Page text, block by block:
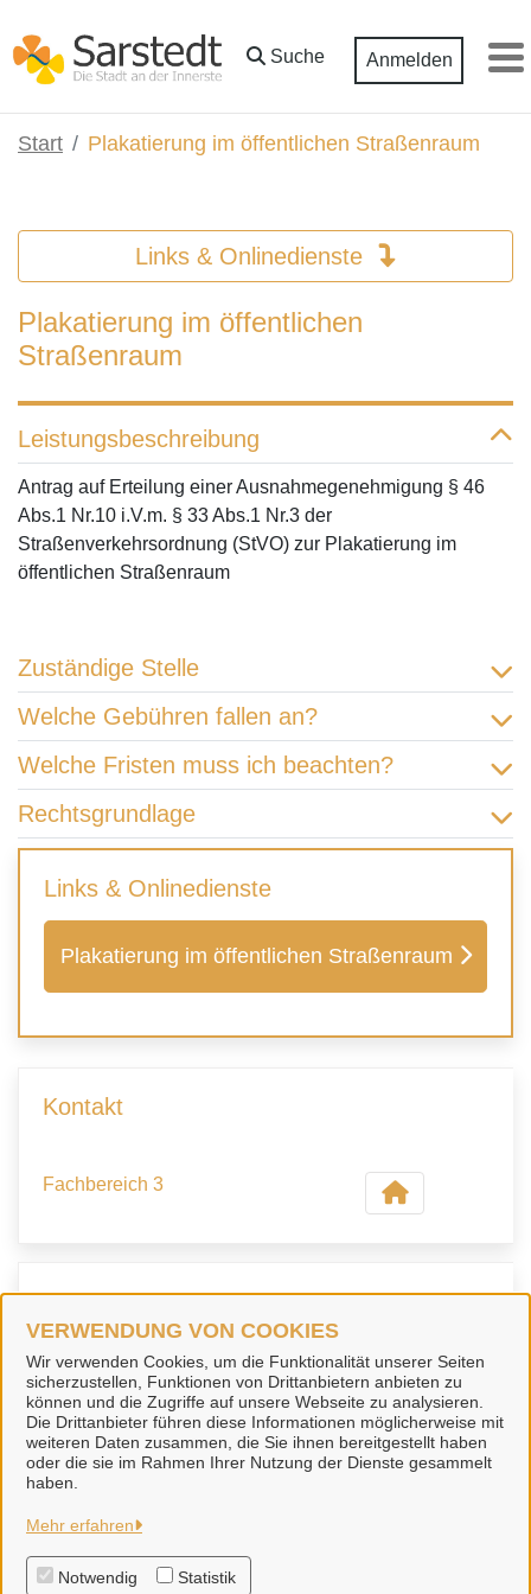
VERWENDUNG VON COOKIES
Wir verwenden Cookies, um die Funktionalität unserer Seiten
sicherzustellen, Funktionen von Drittanbietern anbieten zu
können und die Zugriffe auf unsere Webseite zu analysieren.
Die Drittanbieter führen diese Informationen möglicherweise mit
weiteren Daten zusammen, die Sie ihnen bereitgestellt haben
oder die sie im Rahmen Ihrer Nutzung der Dienste gesammelt
haben.
Mehr erfahren
Notwendig Statistik
Suche Anmelden
Start Plakatierung im öffentlichen Straßenraum
Links & Onlinedienste
Plakatierung im öffentlichen
Straßenraum
Leistungsbeschreibung
Antrag auf Erteilung einer Ausnahmegenehmigung § 46
Abs.1 Nr.10 i.V.m. § 33 Abs.1 Nr.3 der
Straßenverkehrsordnung (StVO) zur Plakatierung im
öffentlichen Straßenraum
Zuständige Stelle
Welche Gebühren fallen an?
Welche Fristen muss ich beachten?
Rechtsgrundlage
Links & Onlinedienste
Plakatierung im öffentlichen Straßenraum
Kontakt
Fachbereich 3
Kontaktpersonen
Sachbearbeiter/in
Frau Ritter-Dammeyer
Stadt Sarstedt
Alle Rechte vorbehalten